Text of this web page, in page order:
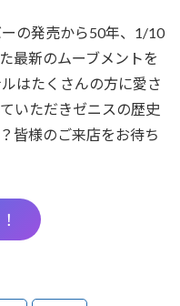
の発売から50年、1/10
最新のムーブメントを
はたくさんの方に愛さ
いただきゼニスの歴史
皆様のご来店をお待ち